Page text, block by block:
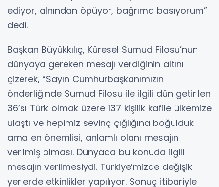
ediyor, alnından öpüyor, bağrıma basıyorum”
dedi.
Başkan Büyükkılıç, Küresel Sumud Filosu’nun
dünyaya gereken mesajı verdiğinin altını
çizerek, “Sayın Cumhurbaşkanımızın
önderliğinde Sumud Filosu ile ilgili dün getirilen
36’sı Türk olmak üzere 137 kişilik kafile ülkemize
ulaştı ve hepimiz sevinç çığlığına boğulduk
ama en önemlisi, anlamlı olanı mesajın
verilmiş olması. Dünyada bu konuda ilgili
mesajın verilmesiydi. Türkiye’mizde değişik
yerlerde etkinlikler yapılıyor. Sonuç itibariyle